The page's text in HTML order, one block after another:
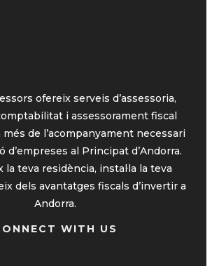
ofereix serveis d’assessoria,
i assessorament fiscal
de l’acompanyament necessari
d’empreses al Principat d’Andorra.
la teva residència, instal·la la teva
dels avantatges fiscals d’invertir a
Andorra.
WITH US